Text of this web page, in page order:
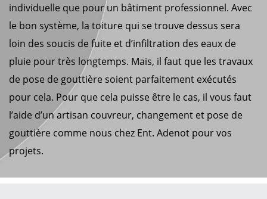
individuelle que pour un bâtiment professionnel. Avec
le bon système, la toiture qui se trouve dessus sera
loin des soucis de fuite et d’infiltration des eaux de
pluie pour très longtemps. Mais, il faut que les travaux
de pose de gouttière soient parfaitement exécutés
pour cela. Pour que cela puisse être le cas, il vous faut
l’aide d’un artisan couvreur, changement et pose de
gouttière comme nous chez Ent. Adenot pour vos
projets.